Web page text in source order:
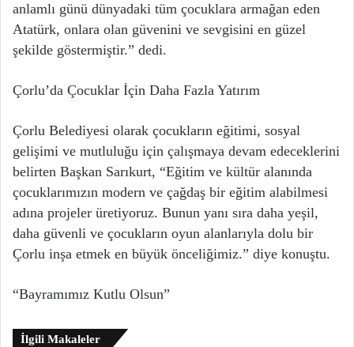
anlamlı günü dünyadaki tüm çocuklara armağan eden
Atatürk, onlara olan güvenini ve sevgisini en güzel
şekilde göstermiştir.” dedi.
Çorlu’da Çocuklar İçin Daha Fazla Yatırım
Çorlu Belediyesi olarak çocukların eğitimi, sosyal
gelişimi ve mutluluğu için çalışmaya devam edeceklerini
belirten Başkan Sarıkurt, “Eğitim ve kültür alanında
çocuklarımızın modern ve çağdaş bir eğitim alabilmesi
adına projeler üretiyoruz. Bunun yanı sıra daha yeşil,
daha güvenli ve çocukların oyun alanlarıyla dolu bir
Çorlu inşa etmek en büyük önceliğimiz.” diye konuştu.
“Bayramımız Kutlu Olsun”
İlgili Makaleler